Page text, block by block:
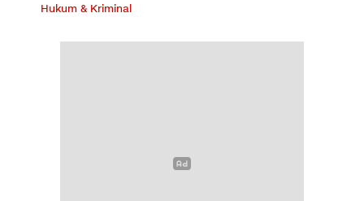
Hukum & Kriminal